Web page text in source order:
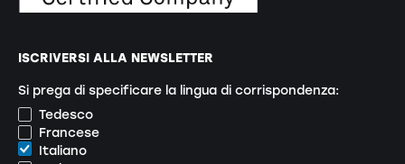
ISCRIVERSI ALLA NEWSLETTER
Si prega di specificare la lingua di corrispondenza:
Tedesco
Francese
Italiano